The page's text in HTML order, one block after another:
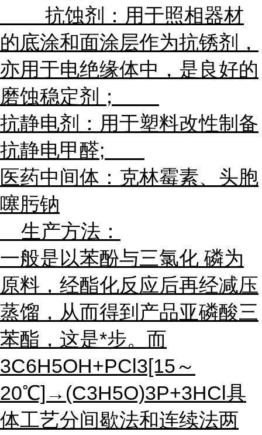
抗蚀剂：用于照相器材
的底涂和面涂层作为抗锈剂，
亦用于电绝缘体中，是良好的
磨蚀稳定剂；
抗静电剂：用于塑料改性制备
抗静电甲醛;
医药中间体：克林霉素、头胞
噻肟钠
生产方法：
一般是以苯酚与三氯化 磷为
原料，经酯化反应后再经减压
蒸馏，从而得到产品亚磷酸三
苯酯，这是*步。而
3C6H5OH+PCl3[15～
20℃]→(C3H5O)3P+3HCl具
体工艺分间歇法和连续法两